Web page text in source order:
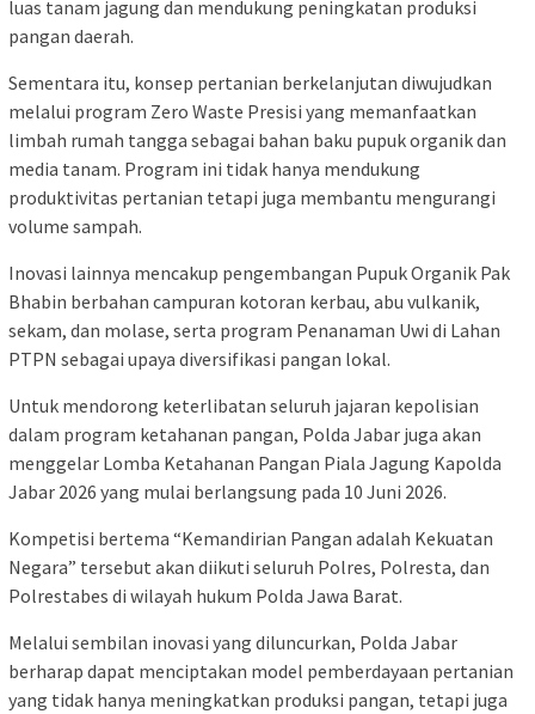
luas tanam jagung dan mendukung peningkatan produksi
pangan daerah.
Sementara itu, konsep pertanian berkelanjutan diwujudkan
melalui program Zero Waste Presisi yang memanfaatkan
limbah rumah tangga sebagai bahan baku pupuk organik dan
media tanam. Program ini tidak hanya mendukung
produktivitas pertanian tetapi juga membantu mengurangi
volume sampah.
Inovasi lainnya mencakup pengembangan Pupuk Organik Pak
Bhabin berbahan campuran kotoran kerbau, abu vulkanik,
sekam, dan molase, serta program Penanaman Uwi di Lahan
PTPN sebagai upaya diversifikasi pangan lokal.
Untuk mendorong keterlibatan seluruh jajaran kepolisian
dalam program ketahanan pangan, Polda Jabar juga akan
menggelar Lomba Ketahanan Pangan Piala Jagung Kapolda
Jabar 2026 yang mulai berlangsung pada 10 Juni 2026.
Kompetisi bertema “Kemandirian Pangan adalah Kekuatan
Negara” tersebut akan diikuti seluruh Polres, Polresta, dan
Polrestabes di wilayah hukum Polda Jawa Barat.
Melalui sembilan inovasi yang diluncurkan, Polda Jabar
berharap dapat menciptakan model pemberdayaan pertanian
yang tidak hanya meningkatkan produksi pangan, tetapi juga